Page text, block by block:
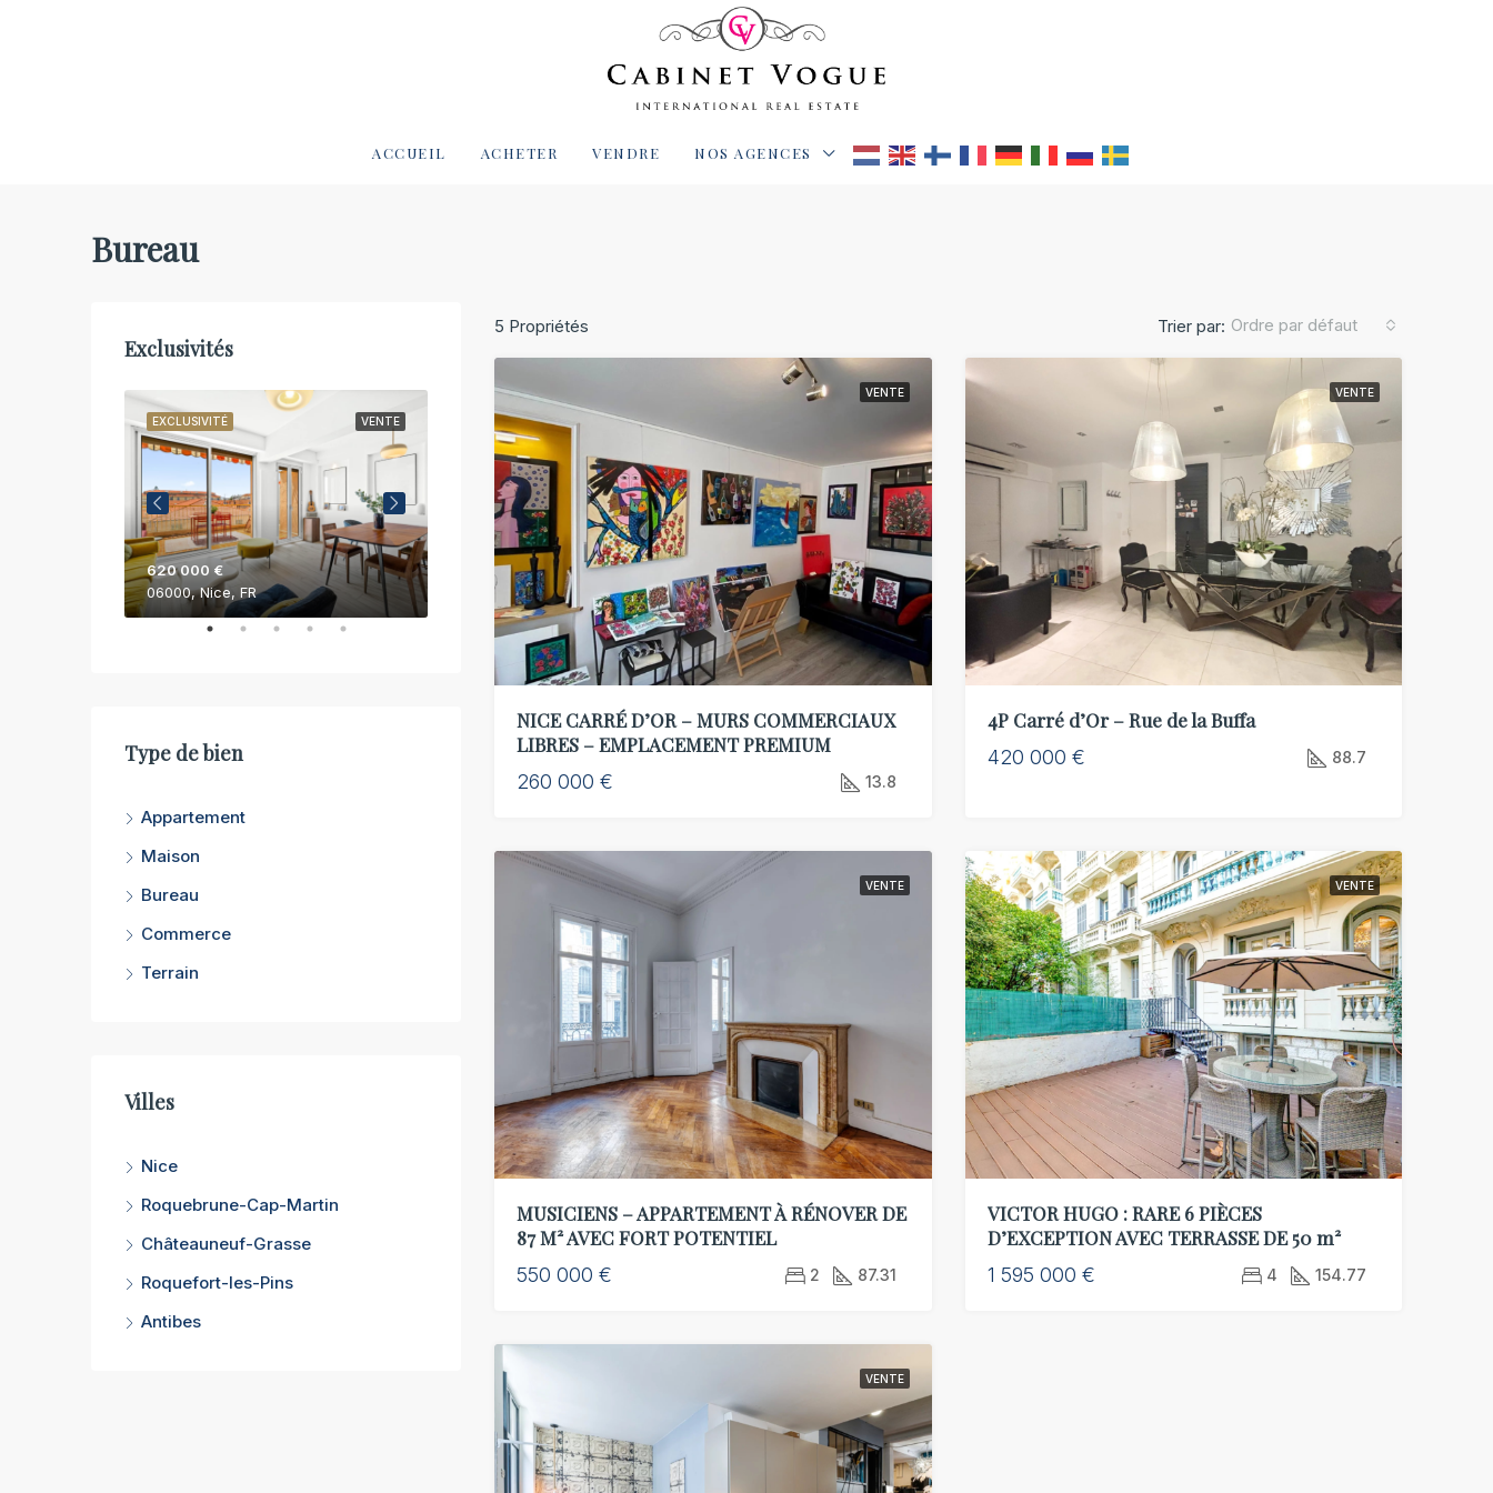
ACCUEIL ACHETER VENDRE NOS AGENCES
Bureau
5 Propriétés Trier par: Ordre par défaut
VENTE
NICE CARRÉ D’OR – MURS COMMERCIAUX
LIBRES – EMPLACEMENT PREMIUM
260 000 € 13.8
VENTE
4P Carré d’Or – Rue de la Buffa
420 000 € 88.7
VENTE
MUSICIENS – APPARTEMENT À RÉNOVER DE
87 M² AVEC FORT POTENTIEL
550 000 € 2 87.31
VENTE
VICTOR HUGO : RARE 6 PIÈCES
D’EXCEPTION AVEC TERRASSE DE 50 m²
1 595 000 € 4 154.77
VENTE
Exclusivités
VENTE
EXCLUSIVITÉ
620 000 €
06000, Nice, FR
EXCLUSIVITÉ
750 000 €
06200, Nice, FR
92 000 €
41 Avenue Georges Clemenceau, 06000, Nice, FR
VENTE
761 000 €
06000, Nice, FR
EXCLUSIVITÉ
449 000 €
06000, Nice, FR
Type de bien
Appartement
Maison
Bureau
Commerce
Terrain
Villes
Nice
Roquebrune-Cap-Martin
Châteauneuf-Grasse
Roquefort-les-Pins
Antibes